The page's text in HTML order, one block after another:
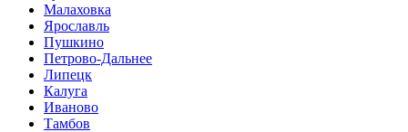
Малаховка
Ярославль
Пушкино
Петрово-Дальнее
Липецк
Калуга
Иваново
Тамбов